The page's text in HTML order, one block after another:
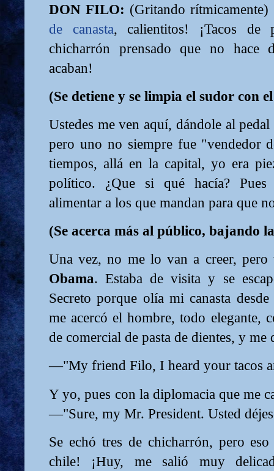
DON FILO: (Gritando rítmicamente)
de canasta, calientitos! ¡Tacos
chicharrón prensado que no hace
acaban!
(Se detiene y se limpia el sudor con
Ustedes me ven aquí, dándole al
pero uno no siempre fue "vendedor
tiempos, allá en la capital, yo era
político. ¿Que si qué hacía?
alimentar a los que mandan para que
(Se acerca más al público, bajando
Una vez, no me lo van a creer,
Obama. Estaba de visita y se
Secreto porque olía mi canasta
me acercó el hombre, todo elegante,
de comercial de pasta de dientes, y me
—"My friend Filo, I heard your tacos
Y yo, pues con la diplomacia que me
—"Sure, my Mr. President. Usted
Se echó tres de chicharrón, pero
chile! ¡Huy, me salió muy